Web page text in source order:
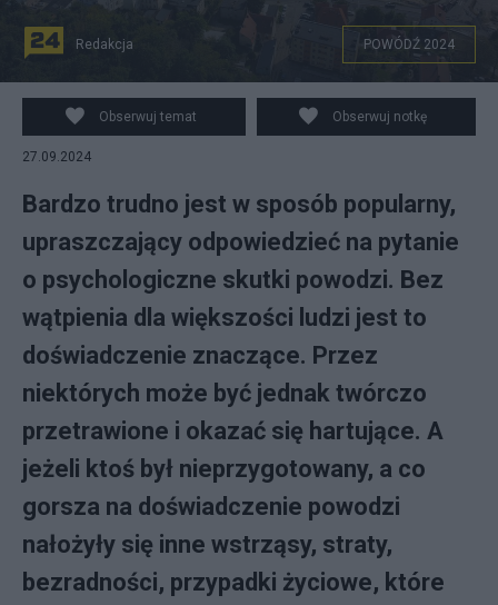
Redakcja POWÓDŹ 2024
Obserwuj temat Obserwuj notkę
27.09.2024
Bardzo trudno jest w sposób popularny,
upraszczający odpowiedzieć na pytanie
o psychologiczne skutki powodzi. Bez
wątpienia dla większości ludzi jest to
doświadczenie znaczące. Przez
niektórych może być jednak twórczo
przetrawione i okazać się hartujące. A
jeżeli ktoś był nieprzygotowany, a co
gorsza na doświadczenie powodzi
nałożyły się inne wstrząsy, straty,
bezradności, przypadki życiowe, które